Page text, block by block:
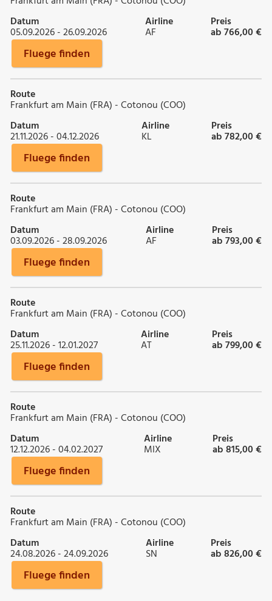
Datum
05.09.2026 - 26.09.2026
Airline
AF
Preis
ab 766,00 €
Fluege finden
Route
Frankfurt am Main (FRA) - Cotonou (COO)
Datum
21.11.2026 - 04.12.2026
Airline
KL
Preis
ab 782,00 €
Fluege finden
Route
Frankfurt am Main (FRA) - Cotonou (COO)
Datum
03.09.2026 - 28.09.2026
Airline
AF
Preis
ab 793,00 €
Fluege finden
Route
Frankfurt am Main (FRA) - Cotonou (COO)
Datum
25.11.2026 - 12.01.2027
Airline
AT
Preis
ab 799,00 €
Fluege finden
Route
Frankfurt am Main (FRA) - Cotonou (COO)
Datum
12.12.2026 - 04.02.2027
Airline
MIX
Preis
ab 815,00 €
Fluege finden
Route
Frankfurt am Main (FRA) - Cotonou (COO)
Datum
24.08.2026 - 24.09.2026
Airline
SN
Preis
ab 826,00 €
Fluege finden